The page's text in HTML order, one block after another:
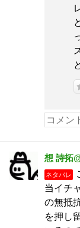
想 詩拓
ネタバレ
当イチ
の無抵
を押し